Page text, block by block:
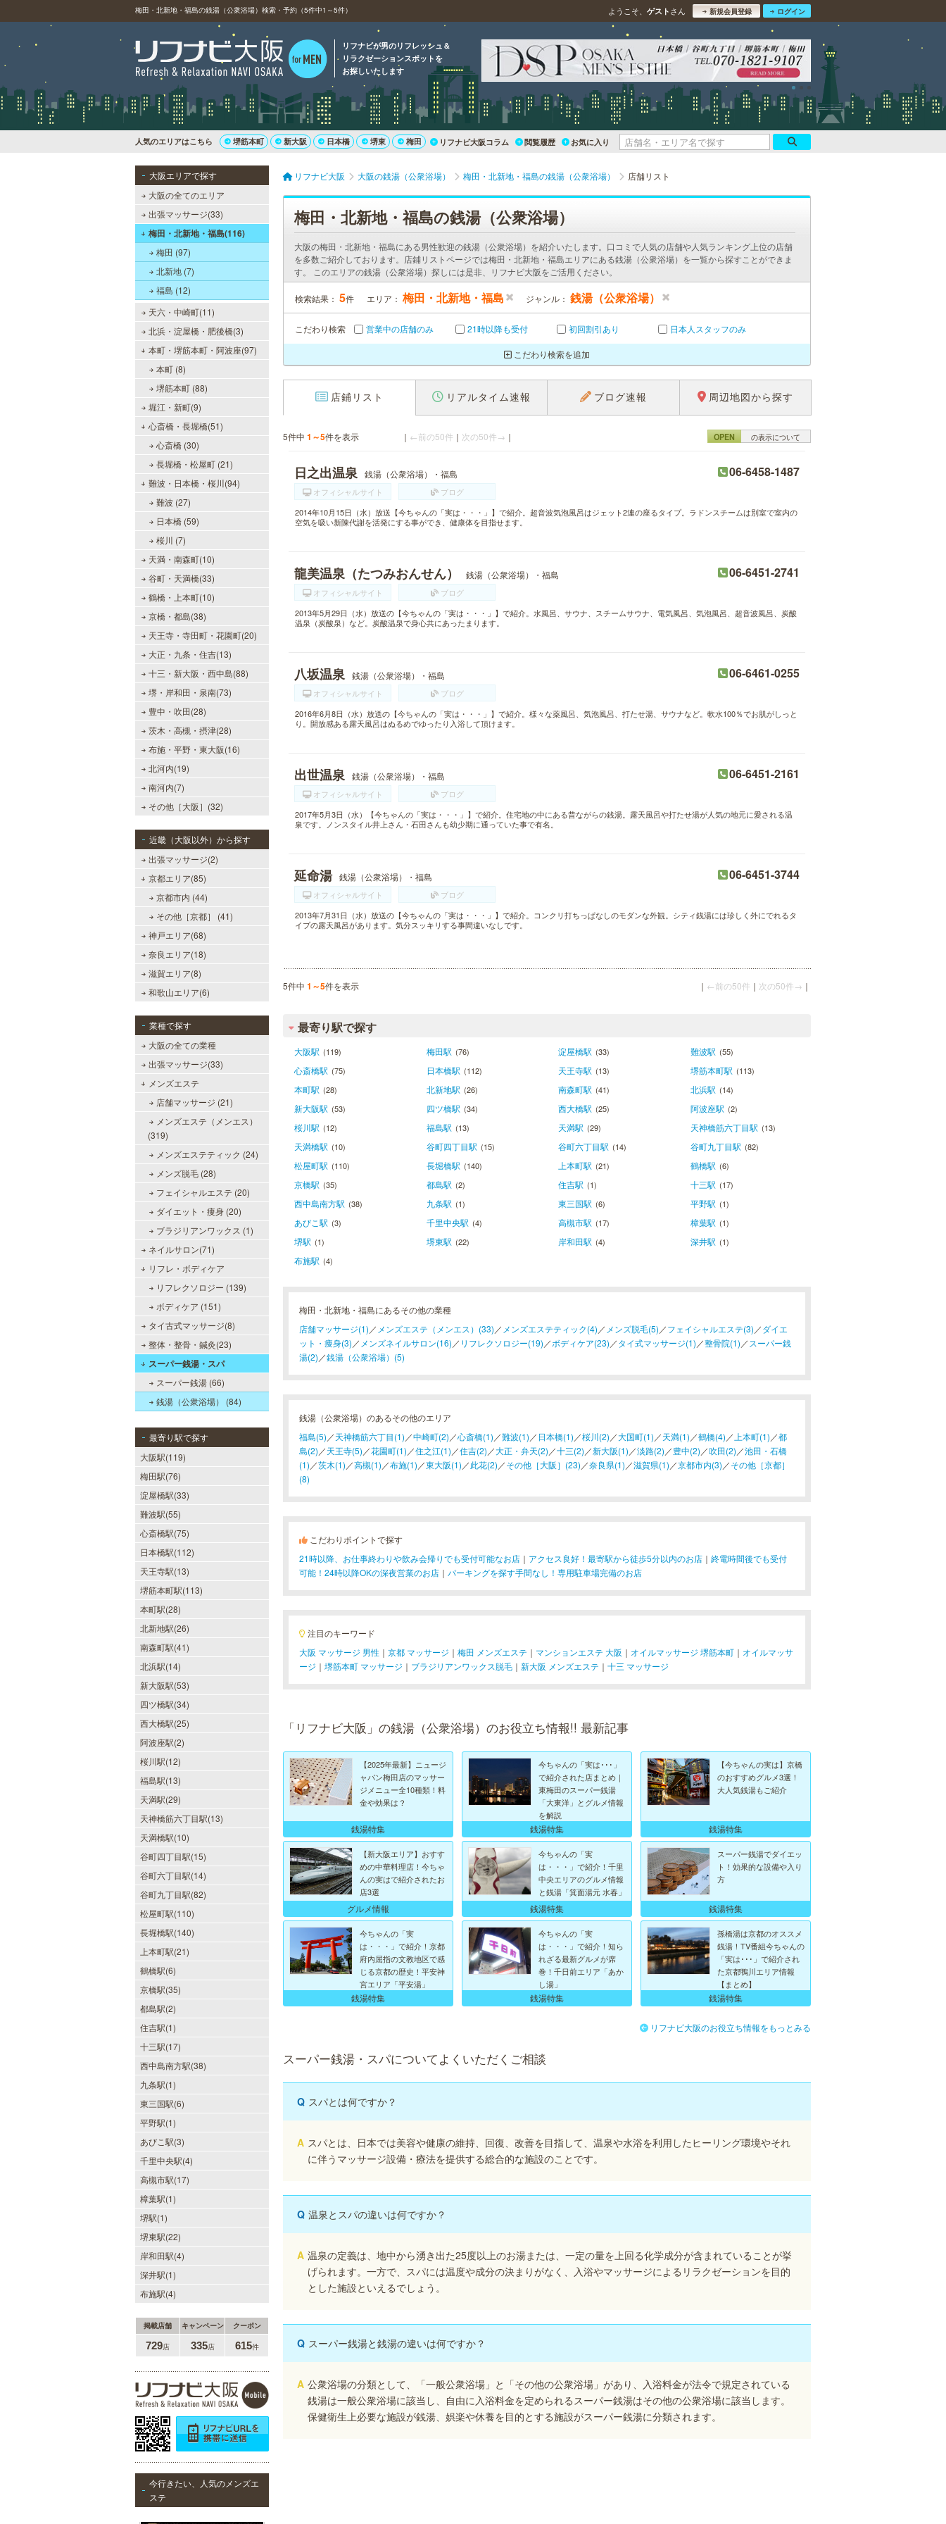
梅田・北新地・福島の銭湯（公衆浴場）検索・予約（5件中1～5件） ようこそ、 ゲスト さん 新規会員登録 ログイン
リフナビが男のリフレッシュ＆
リラクゼーションスポットを
お探しいたします
人気のエリアはこちら 堺筋本町 新大阪 日本橋 堺東 梅田 リフナビ大阪コラム 閲覧履歴 お気に入り
大阪エリアで探す
大阪の全てのエリア
出張マッサージ(33)
梅田・北新地・福島(116)
梅田 (97)
北新地 (7)
福島 (12)
天六・中崎町(11)
北浜・淀屋橋・肥後橋(3)
本町・堺筋本町・阿波座(97)
本町 (8)
堺筋本町 (88)
堀江・新町(9)
心斎橋・長堀橋(51)
心斎橋 (30)
長堀橋・松屋町 (21)
難波・日本橋・桜川(94)
難波 (27)
日本橋 (59)
桜川 (7)
天満・南森町(10)
谷町・天満橋(33)
鶴橋・上本町(10)
京橋・都島(38)
天王寺・寺田町・花園町(20)
大正・九条・住吉(13)
十三・新大阪・西中島(88)
堺・岸和田・泉南(73)
豊中・吹田(28)
茨木・高槻・摂津(28)
布施・平野・東大阪(16)
北河内(19)
南河内(7)
その他［大阪］(32)
近畿（大阪以外）から探す
出張マッサージ(2)
京都エリア(85)
京都市内 (44)
その他［京都］ (41)
神戸エリア(68)
奈良エリア(18)
滋賀エリア(8)
和歌山エリア(6)
業種で探す
大阪の全ての業種
出張マッサージ(33)
メンズエステ
店舗マッサージ (21)
メンズエステ（メンエス）
(319)
メンズエステティック (24)
メンズ脱毛 (28)
フェイシャルエステ (20)
ダイエット・痩身 (20)
ブラジリアンワックス (1)
ネイルサロン(71)
リフレ・ボディケア
リフレクソロジー (139)
ボディケア (151)
タイ古式マッサージ(8)
整体・整骨・鍼灸(23)
スーパー銭湯・スパ
スーパー銭湯 (66)
銭湯（公衆浴場） (84)
最寄り駅で探す
大阪駅(119)
梅田駅(76)
淀屋橋駅(33)
難波駅(55)
心斎橋駅(75)
日本橋駅(112)
天王寺駅(13)
堺筋本町駅(113)
本町駅(28)
北新地駅(26)
南森町駅(41)
北浜駅(14)
新大阪駅(53)
四ツ橋駅(34)
西大橋駅(25)
阿波座駅(2)
桜川駅(12)
福島駅(13)
天満駅(29)
天神橋筋六丁目駅(13)
天満橋駅(10)
谷町四丁目駅(15)
谷町六丁目駅(14)
谷町九丁目駅(82)
松屋町駅(110)
長堀橋駅(140)
上本町駅(21)
鶴橋駅(6)
京橋駅(35)
都島駅(2)
住吉駅(1)
十三駅(17)
西中島南方駅(38)
九条駅(1)
東三国駅(6)
平野駅(1)
あびこ駅(3)
千里中央駅(4)
高槻市駅(17)
樟葉駅(1)
堺駅(1)
堺東駅(22)
岸和田駅(4)
深井駅(1)
布施駅(4)
掲載店舗 キャンペーン クーポン
729店 335店 615件
今行きたい、人気のメンズエ
ステ
DAZZLE（ダズル）
エス業界の中でも最高クラスのクオ
リティ!!厳選に厳選を重ねたセラピ
ストが何度も何度もトレーニングを
受け実現しました。日々の疲れを解
さい。
当たりSPA 日本橋店
当店では、少しでも多くのお客様に
を完備しております。★完全個室★
お客様に『当たり』と思ってもらえ
る様ルックス、施術レベルを極めた
セラピストがマッサージをご提供致
ミセス・ムーンR 大阪店
優しさと気遣いを忘れない…。大人
女性専門サロン♪至福の癒しを、お
約束致します。
LA BELLA 日本橋・堺筋本
町・谷町ルーム（ラベーラ）
に味わってくださいませ。またプラ
イベートルームにお越し頂くのが難
しい方でも出張での対応もしており
ますので何なりとお申し付けくださ
い。
美魔女セラピー 梅田店
地下鉄梅田駅より徒歩5分。洗練さ
リフナビ大阪 大阪の銭湯（公衆浴場） 梅田・北新地・福島の銭湯（公衆浴場） 店舗リスト
梅田・北新地・福島の銭湯（公衆浴場）
大阪の梅田・北新地・福島にある男性歓迎の銭湯（公衆浴場）を紹介いたします。口コミで人気の店舗や人気ランキング上位の店舗
を多数ご紹介しております。店鋪リストページでは梅田・北新地・福島エリアにある銭湯（公衆浴場）を一覧から探すことができま
す。 このエリアの銭湯（公衆浴場）探しには是非、リフナビ大阪をご活用ください。
検索結果： 5件 エリア： 梅田・北新地・福島 ジャンル： 銭湯（公衆浴場）
こだわり検索 営業中の店舗のみ 21時以降も受付 初回割引あり 日本人スタッフのみ
こだわり検索を追加
店鋪リスト リアルタイム速報 ブログ速報 周辺地図から探す
5件中 1～5件を表示 ｜ ←前の50件 ｜ 次の50件→ ｜ OPEN の表示について
日之出温泉 銭湯（公衆浴場）・福島 06-6458-1487
オフィシャルサイト
ブログ
2014年10月15日（水）放送【今ちゃんの「実は・・・」】で紹介。超音波気泡風呂はジェット2連の座るタイプ。ラドンスチームは別室で室内の
空気を吸い新陳代謝を活発にする事ができ、健康体を目指せます。
龍美温泉（たつみおんせん） 銭湯（公衆浴場）・福島 06-6451-2741
オフィシャルサイト
ブログ
2013年5月29日（水）放送の【今ちゃんの「実は・・・」】で紹介。水風呂、サウナ、スチームサウナ、電気風呂、気泡風呂、超音波風呂、炭酸
温泉（炭酸泉）など。炭酸温泉で身心共にあったまります。
八坂温泉 銭湯（公衆浴場）・福島 06-6461-0255
オフィシャルサイト
ブログ
2016年6月8日（水）放送の【今ちゃんの「実は・・・」】で紹介。様々な薬風呂、気泡風呂、打たせ湯、サウナなど。軟水100％でお肌がしっと
り。開放感ある露天風呂はぬるめでゆったり入浴して頂けます。
出世温泉 銭湯（公衆浴場）・福島 06-6451-2161
オフィシャルサイト
ブログ
2017年5月3日（水）【今ちゃんの「実は・・・」】で紹介。住宅地の中にある昔ながらの銭湯。露天風呂や打たせ湯が人気の地元に愛される温
泉です。ノンスタイル井上さん・石田さんも幼少期に通っていた事で有名。
延命湯 銭湯（公衆浴場）・福島 06-6451-3744
オフィシャルサイト
ブログ
2013年7月31日（水）放送の【今ちゃんの「実は・・・」】で紹介。コンクリ打ちっぱなしのモダンな外観。シティ銭湯には珍しく外にでれるタ
イプの露天風呂があります。気分スッキリする事間違いなしです。
5件中 1～5件を表示 ｜ ←前の50件 ｜ 次の50件→ ｜
最寄り駅で探す
大阪駅 (119) 梅田駅 (76) 淀屋橋駅 (33) 難波駅 (55)
心斎橋駅 (75) 日本橋駅 (112) 天王寺駅 (13) 堺筋本町駅 (113)
本町駅 (28) 北新地駅 (26) 南森町駅 (41) 北浜駅 (14)
新大阪駅 (53) 四ツ橋駅 (34) 西大橋駅 (25) 阿波座駅 (2)
桜川駅 (12) 福島駅 (13) 天満駅 (29) 天神橋筋六丁目駅 (13)
天満橋駅 (10) 谷町四丁目駅 (15) 谷町六丁目駅 (14) 谷町九丁目駅 (82)
松屋町駅 (110) 長堀橋駅 (140) 上本町駅 (21) 鶴橋駅 (6)
京橋駅 (35) 都島駅 (2) 住吉駅 (1) 十三駅 (17)
西中島南方駅 (38) 九条駅 (1) 東三国駅 (6) 平野駅 (1)
あびこ駅 (3) 千里中央駅 (4) 高槻市駅 (17) 樟葉駅 (1)
堺駅 (1) 堺東駅 (22) 岸和田駅 (4) 深井駅 (1)
布施駅 (4)
梅田・北新地・福島にあるその他の業種
店舗マッサージ(1) ／ メンズエステ（メンエス）(33) ／ メンズエステティック(4) ／ メンズ脱毛(5) ／フェイシャルエステ(3) ／ダイエ
ット・痩身(3) ／ メンズネイルサロン(16) ／ リフレクソロジー(19) ／ボディケア(23) ／タイ式マッサージ(1) ／整骨院(1) ／ スーパー銭
湯(2) ／銭湯（公衆浴場）(5)
銭湯（公衆浴場）のあるその他のエリア
福島(5) ／天神橋筋六丁目(1) ／中崎町(2) ／心斎橋(1) ／難波(1) ／日本橋(1) ／桜川(2) ／大国町(1) ／天満(1) ／鶴橋(4) ／ 上本町(1) ／都
島(2) ／天王寺(5) ／花園町(1) ／住之江(1) ／住吉(2) ／大正・弁天(2) ／十三(2) ／新大阪(1) ／淡路(2) ／豊中(2) ／吹田(2) ／池田・石橋
(1) ／茨木(1) ／高槻(1) ／布施(1) ／東大阪(1) ／此花(2) ／その他［大阪］(23) ／奈良県(1) ／滋賀県(1) ／京都市内(3) ／その他［京都］
(8)
こだわりポイントで探す
21時以降、お仕事終わりや飲み会帰りでも受付可能なお店 ｜ アクセス良好！最寄駅から徒歩5分以内のお店 ｜ 終電時間後でも受付
可能！24時以降OKの深夜営業のお店 ｜ パーキングを探す手間なし！専用駐車場完備のお店
注目のキーワード
大阪 マッサージ 男性 ｜ 京都 マッサージ ｜ 梅田 メンズエステ ｜ マンションエステ 大阪 ｜ オイルマッサージ 堺筋本町 ｜ オイルマッサ
ージ ｜ 堺筋本町 マッサージ ｜ ブラジリアンワックス脱毛 ｜ 新大阪 メンズエステ ｜ 十三 マッサージ
「リフナビ大阪」の銭湯（公衆浴場）のお役立ち情報!! 最新記事
【2025年最新】ニュージ
ャパン梅田店のマッサー
ジメニュー全10種類！料
金や効果は？
銭湯特集
今ちゃんの「実は･･･」
で紹介された店まとめ｜
東梅田のスーパー銭湯
「大東洋」とグルメ情報
を解説
銭湯特集
【今ちゃんの実は】京橋
のおすすめグルメ3選！
大人気銭湯もご紹介
銭湯特集
【新大阪エリア】おすす
めの中華料理店！今ちゃ
んの実はで紹介されたお
店3選
グルメ情報
今ちゃんの「実
は・・・」で紹介！千里
中央エリアのグルメ情報
と銭湯「箕面湯元 水春」
銭湯特集
スーパー銭湯でダイエッ
ト！効果的な設備や入り
方
銭湯特集
今ちゃんの「実
は・・・」で紹介！京都
府内屈指の文教地区で感
じる京都の歴史！平安神
宮エリア「平安湯」
銭湯特集
今ちゃんの「実
は・・・」で紹介！知ら
れざる最新グルメが席
巻！千日前エリア「あか
し湯」
銭湯特集
孫橋湯は京都のオススメ
銭湯！TV番組今ちゃんの
「実は･･･」で紹介され
た京都鴨川エリア情報
【まとめ】
銭湯特集
リフナビ大阪のお役立ち情報をもっとみる
スーパー銭湯・スパについてよくいただくご相談
Q スパとは何ですか？
A スパとは、日本では美容や健康の維持、回復、改善を目指して、温泉や水浴を利用したヒーリング環境やそれ
に伴うマッサージ設備・療法を提供する総合的な施設のことです。
Q 温泉とスパの違いは何ですか？
A 温泉の定義は、地中から湧き出た25度以上のお湯または、一定の量を上回る化学成分が含まれていることが挙
げられます。一方で、スパには温度や成分の決まりがなく、入浴やマッサージによるリラクゼーションを目的
とした施設といえるでしょう。
Q スーパー銭湯と銭湯の違いは何ですか？
A 公衆浴場の分類として、「一般公衆浴場」と「その他の公衆浴場」があり、入浴料金が法令で規定されている
銭湯は一般公衆浴場に該当し、自由に入浴料金を定められるスーパー銭湯はその他の公衆浴場に該当します。
保健衛生上必要な施設が銭湯、娯楽や休養を目的とする施設がスーパー銭湯に分類されます。